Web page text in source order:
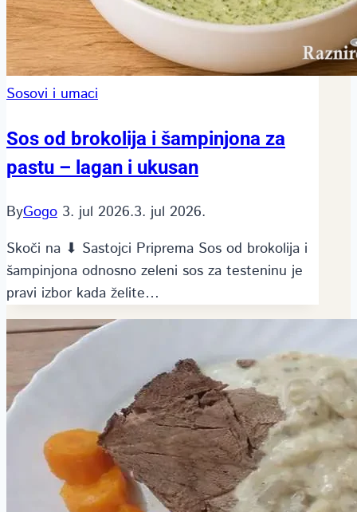
Sosovi i umaci
Sos od brokolija i šampinjona za
pastu – lagan i ukusan
ByGogo 3. jul 2026.3. jul 2026.
Skoči na ⬇ Sastojci Priprema Sos od brokolija i
šampinjona odnosno zeleni sos za testeninu je
pravi izbor kada želite…